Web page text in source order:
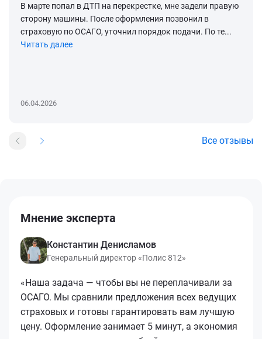
В марте попал в ДТП на перекрестке, мне задели правую
сторону машины. После оформления позвонил в
страховую по ОСАГО, уточнил порядок подачи. По те...
Читать далее
06.04.2026
Все отзывы
Мнение эксперта
Константин Денисламов
Генеральный директор «Полис 812»
«Наша задача — чтобы вы не переплачивали за
ОСАГО. Мы сравнили предложения всех ведущих
страховых и готовы гарантировать вам лучшую
цену. Оформление занимает 5 минут, а экономия